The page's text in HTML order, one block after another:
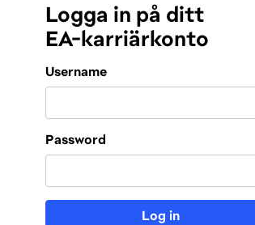
Logga in på ditt
EA-karriärkonto
Login
Username
Password
Log in